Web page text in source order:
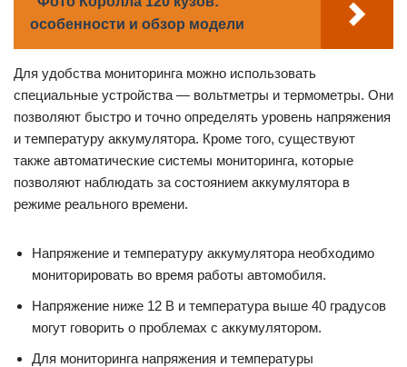
особенности и обзор модели
Для удобства мониторинга можно использовать
специальные устройства — вольтметры и термометры. Они
позволяют быстро и точно определять уровень напряжения
и температуру аккумулятора. Кроме того, существуют
также автоматические системы мониторинга, которые
позволяют наблюдать за состоянием аккумулятора в
режиме реального времени.
Напряжение и температуру аккумулятора необходимо
мониторировать во время работы автомобиля.
Напряжение ниже 12 В и температура выше 40 градусов
могут говорить о проблемах с аккумулятором.
Для мониторинга напряжения и температуры